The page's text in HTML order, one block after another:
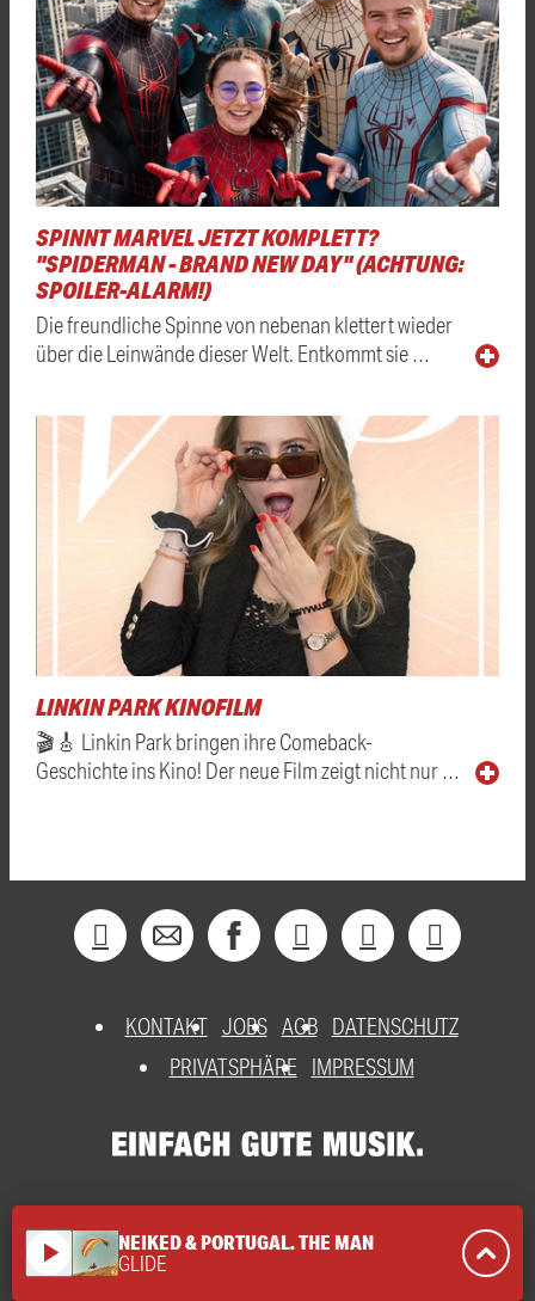
SPINNT MARVEL JETZT KOMPLETT?
"SPIDERMAN - BRAND NEW DAY" (ACHTUNG:
SPOILER-ALARM!)
Die freundliche Spinne von nebenan klettert wieder
über die Leinwände dieser Welt. Entkommt sie …
LINKIN PARK KINOFILM
🎬🎸 Linkin Park bringen ihre Comeback-
Geschichte ins Kino! Der neue Film zeigt nicht nur …
KONTAKT JOBS AGB DATENSCHUTZ
PRIVATSPHÄRE
IMPRESSUM
play_arrow NEIKED & PORTUGAL. THE MAN
GLIDE